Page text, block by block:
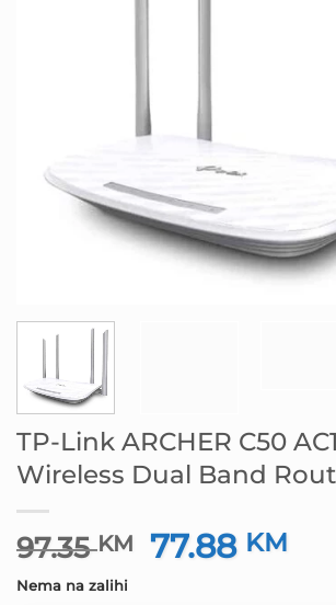
TP-Link ARCHER C50
Wireless Dual Band
97.35KM
Izvorna
cijena
77.88 KM
Nema na zalihi